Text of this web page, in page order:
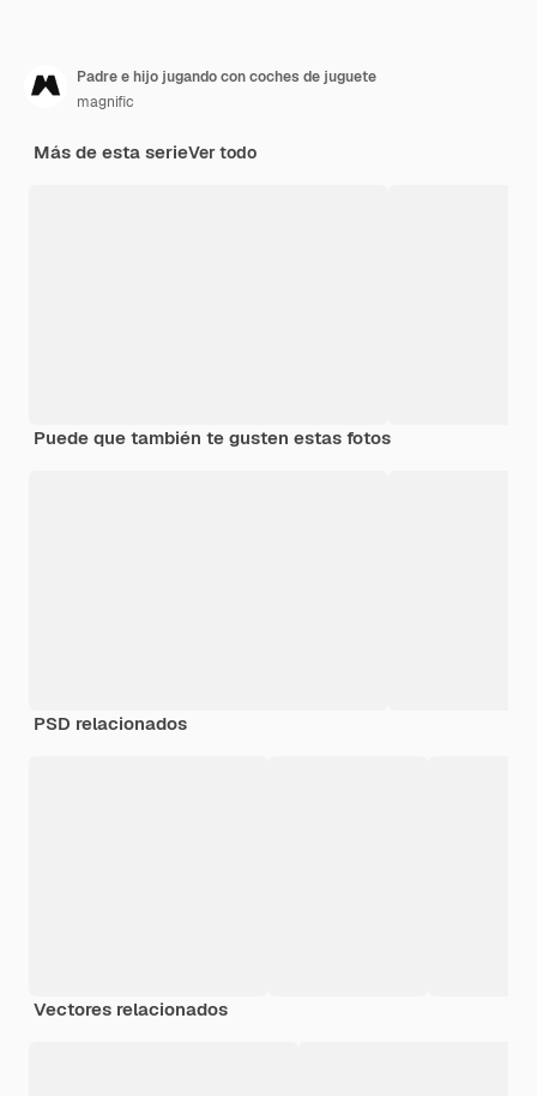
Padre e hijo jugando con coches de juguete
magnific
Más de esta serieVer todo
Puede que también te gusten estas fotos
PSD relacionados
Vectores relacionados